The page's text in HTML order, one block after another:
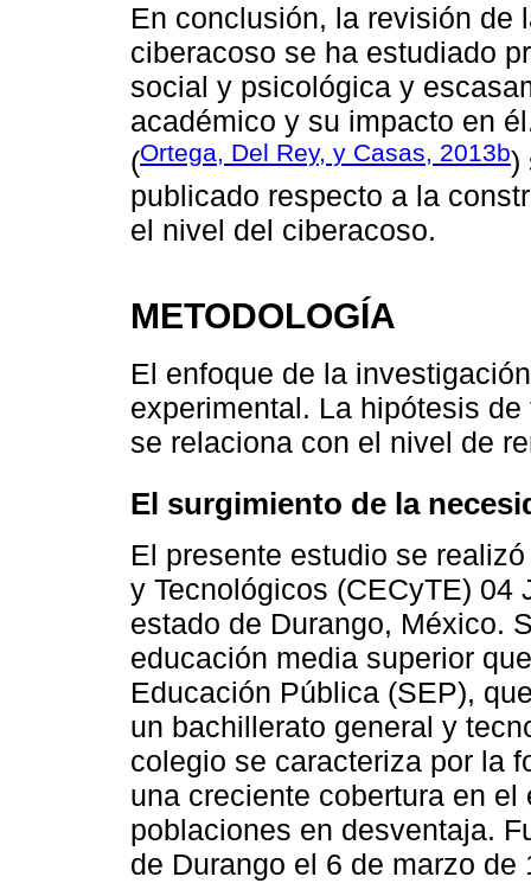
En conclusión, la revisión de
ciberacoso se ha estudiado
social y psicológica y
académico y su impacto en
(Ortega, Del Rey, y Casas, 2013b)
publicado respecto a la
el nivel del ciberacoso.
METODOLOGÍA
El enfoque de la
experimental. La hipótesis
se relaciona con el nivel de
El surgimiento de la
El presente estudio se
y Tecnológicos (CECyTE) 04
estado de Durango, México.
educación media superior
Educación Pública (SEP),
un bachillerato general y
colegio se caracteriza por la
una creciente cobertura en
poblaciones en desventaja.
de Durango el 6 de marzo de